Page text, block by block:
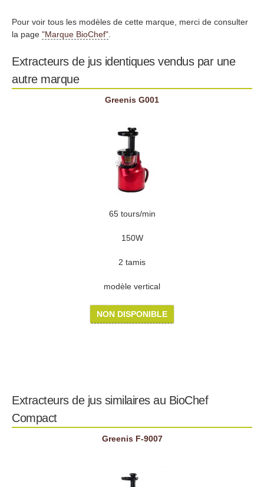
Pour voir tous les modèles de cette marque, merci de consulter
la page "Marque BioChef"
Extracteurs de jus identiques vendus par une
autre marque
Greenis G001
65 tours/min
150W
2 tamis
modèle vertical
NON DISPONIBLE
Extracteurs de jus similaires au BioChef
Compact
Greenis F-9007